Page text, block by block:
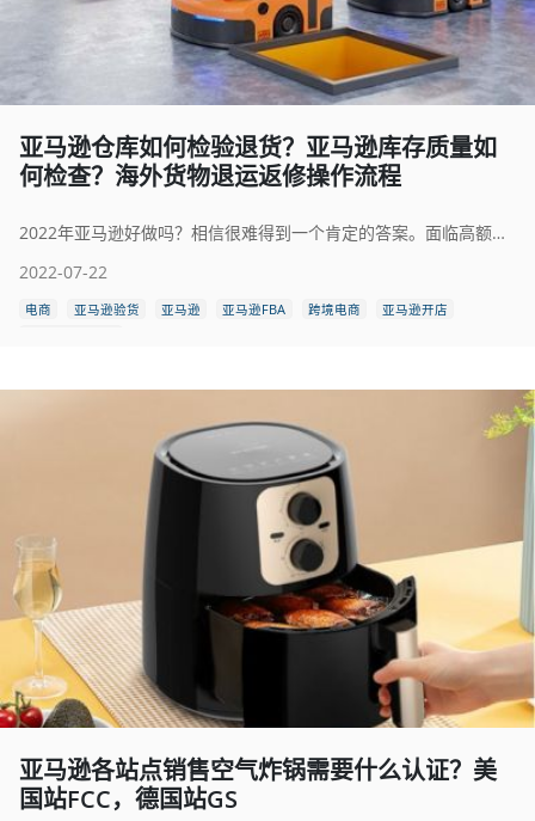
亚马逊仓库如何检验退货？亚马逊库存质量如
何检查？海外货物退运返修操作流程
2022年亚马逊好做吗？相信很难得到一个肯定的答案。面临高额的退货产品以及滞销库存，卖家如何最大限度减少亏损？第三方验货公司可对仓库货物进行专业的检验与评估，提供一套确实可行的解决方案，或维修，或退运返回国内，或重新包装销往其他平台或其他国家地区，可大大减少卖家损失，保证产品利润。
2022-07-22
电商 亚马逊验货 亚马逊 亚马逊FBA 跨境电商
亚马逊开店
亚马逊各站点销售空气炸锅需要什么认证？美
国站FCC，德国站GS